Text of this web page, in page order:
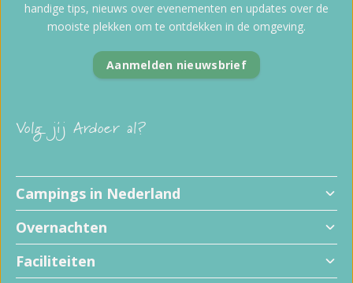
Volg jij Ardoer al?
Campings in Nederland
Overnachten
Faciliteiten
handige tips, nieuws over evenementen en updates over de
mooiste plekken om te ontdekken in de omgeving.
Aanmelden nieuwsbrief